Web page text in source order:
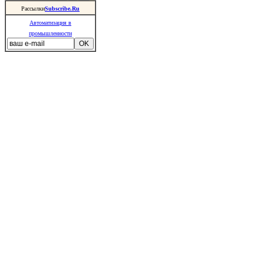
РассылкиSubscribe.Ru
Автоматизация в
промышленности